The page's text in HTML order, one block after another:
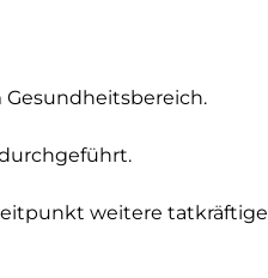
Gesundheitsbereich.
weitere tatkräftige